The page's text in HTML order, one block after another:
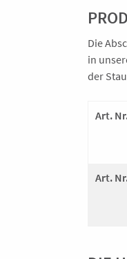
Die
in
der
Art.
Art.